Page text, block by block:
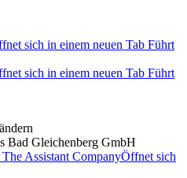
sich in einem neuen Tab Führt
sich in einem neuen Tab Führt
Bad Gleichenberg GmbH
Assistant CompanyÖffnet sich